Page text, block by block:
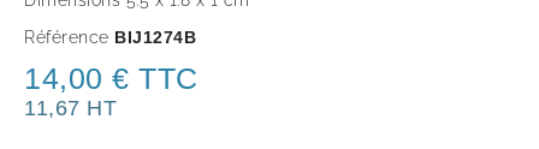
Référence BIJ1274B
14,00 € TTC
11,67 HT